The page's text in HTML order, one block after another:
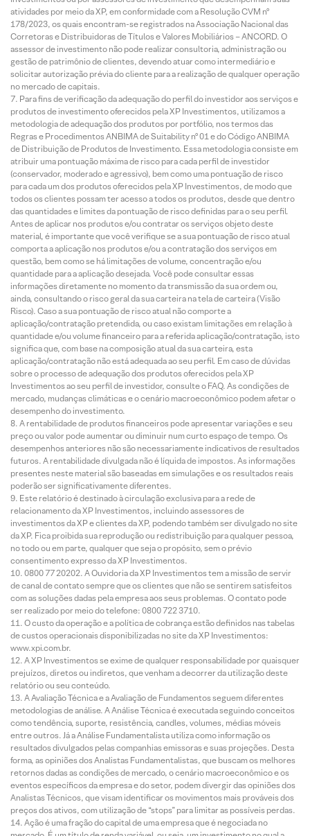
atividades por meio da XP, em conformidade com a Resolução CVM nº
178/2023, os quais encontram-se registrados na Associação Nacional das
Corretoras e Distribuidoras de Títulos e Valores Mobiliários – ANCORD. O
assessor de investimento não pode realizar consultoria, administração ou
gestão de patrimônio de clientes, devendo atuar como intermediário e
solicitar autorização prévia do cliente para a realização de qualquer operação
no mercado de capitais.
Para fins de verificação da adequação do perfil do investidor aos serviços e
produtos de investimento oferecidos pela XP Investimentos, utilizamos a
metodologia de adequação dos produtos por portfólio, nos termos das
Regras e Procedimentos ANBIMA de Suitability nº 01 e do Código ANBIMA
de Distribuição de Produtos de Investimento. Essa metodologia consiste em
atribuir uma pontuação máxima de risco para cada perfil de investidor
(conservador, moderado e agressivo), bem como uma pontuação de risco
para cada um dos produtos oferecidos pela XP Investimentos, de modo que
todos os clientes possam ter acesso a todos os produtos, desde que dentro
das quantidades e limites da pontuação de risco definidas para o seu perfil.
Antes de aplicar nos produtos e/ou contratar os serviços objeto deste
material, é importante que você verifique se a sua pontuação de risco atual
comporta a aplicação nos produtos e/ou a contratação dos serviços em
questão, bem como se há limitações de volume, concentração e/ou
quantidade para a aplicação desejada. Você pode consultar essas
informações diretamente no momento da transmissão da sua ordem ou,
ainda, consultando o risco geral da sua carteira na tela de carteira (Visão
Risco). Caso a sua pontuação de risco atual não comporte a
aplicação/contratação pretendida, ou caso existam limitações em relação à
quantidade e/ou volume financeiro para a referida aplicação/contratação, isto
significa que, com base na composição atual da sua carteira, esta
aplicação/contratação não está adequada ao seu perfil. Em caso de dúvidas
sobre o processo de adequação dos produtos oferecidos pela XP
Investimentos ao seu perfil de investidor, consulte o FAQ. As condições de
mercado, mudanças climáticas e o cenário macroeconômico podem afetar o
desempenho do investimento.
A rentabilidade de produtos financeiros pode apresentar variações e seu
preço ou valor pode aumentar ou diminuir num curto espaço de tempo. Os
desempenhos anteriores não são necessariamente indicativos de resultados
futuros. A rentabilidade divulgada não é líquida de impostos. As informações
presentes neste material são baseadas em simulações e os resultados reais
poderão ser significativamente diferentes.
Este relatório é destinado à circulação exclusiva para a rede de
relacionamento da XP Investimentos, incluindo assessores de
investimentos da XP e clientes da XP, podendo também ser divulgado no site
da XP. Fica proibida sua reprodução ou redistribuição para qualquer pessoa,
no todo ou em parte, qualquer que seja o propósito, sem o prévio
consentimento expresso da XP Investimentos.
0800 77 20202. A Ouvidoria da XP Investimentos tem a missão de servir
de canal de contato sempre que os clientes que não se sentirem satisfeitos
com as soluções dadas pela empresa aos seus problemas. O contato pode
ser realizado por meio do telefone: 0800 722 3710.
O custo da operação e a política de cobrança estão definidos nas tabelas
de custos operacionais disponibilizadas no site da XP Investimentos:
www.xpi.com.br.
A XP Investimentos se exime de qualquer responsabilidade por quaisquer
prejuízos, diretos ou indiretos, que venham a decorrer da utilização deste
relatório ou seu conteúdo.
A Avaliação Técnica e a Avaliação de Fundamentos seguem diferentes
metodologias de análise. A Análise Técnica é executada seguindo conceitos
como tendência, suporte, resistência, candles, volumes, médias móveis
entre outros. Já a Análise Fundamentalista utiliza como informação os
resultados divulgados pelas companhias emissoras e suas projeções. Desta
forma, as opiniões dos Analistas Fundamentalistas, que buscam os melhores
retornos dadas as condições de mercado, o cenário macroeconômico e os
eventos específicos da empresa e do setor, podem divergir das opiniões dos
Analistas Técnicos, que visam identificar os movimentos mais prováveis dos
preços dos ativos, com utilização de “stops” para limitar as possíveis perdas.
Ação é uma fração do capital de uma empresa que é negociada no